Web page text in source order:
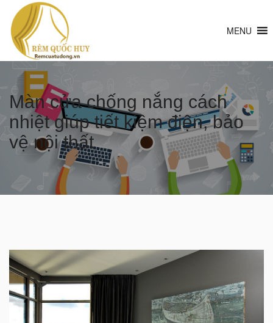
MENU
Màn cửa chống nắng cách
nhiệt giúp tiết kiệm điện, bảo
vệ nội thất